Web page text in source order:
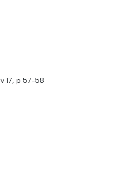
v 17, p 57-58